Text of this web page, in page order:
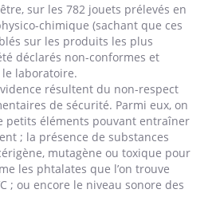
sur les 782 jouets prélevés en
chimique (sachant que ces
sur les produits les plus
déclarés non-conformes et
le laboratoire.
résultent du non-respect
de sécurité. Parmi eux, on
petits éléments pouvant entraîner
; la présence de substances
mutagène ou toxique pour
les phtalates que l’on trouve
; ou encore le niveau sonore des